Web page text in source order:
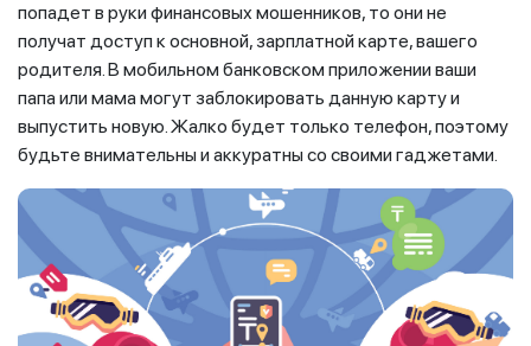
попадет в руки финансовых мошенников, то они не
получат доступ к основной, зарплатной карте, вашего
родителя. В мобильном банковском приложении ваши
папа или мама могут заблокировать данную карту и
выпустить новую. Жалко будет только телефон, поэтому
будьте внимательны и аккуратны со своими гаджетами.